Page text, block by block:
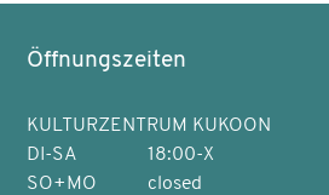
Öffnungszeiten
KULTURZENTRUM KUKOON
DI-SA
18:00-X
SO+MO
closed